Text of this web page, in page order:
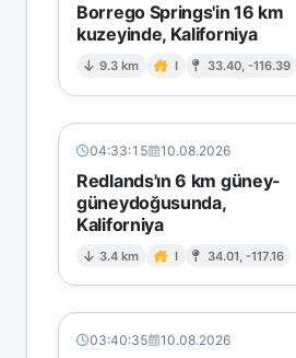
Borrego Springs'in 16 km
kuzeyinde, Kaliforniya
9.3 km I 33.40, -116.39
04:33:15 10.08.2026
Redlands'ın 6 km güney-
güneydoğusunda,
Kaliforniya
3.4 km I 34.01, -117.16
03:40:35 10.08.2026